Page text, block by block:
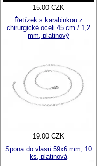
15.00 CZK
Řetízek s karabinkou z
chirurgické oceli 45 cm / 1,2
mm, platinový
19.00 CZK
Spona do vlasů 59x6 mm, 10
ks, platinová